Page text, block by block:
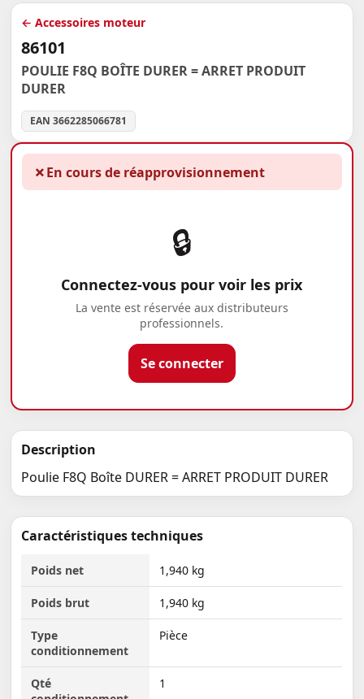
← Accessoires moteur
86101
POULIE F8Q BOÎTE DURER = ARRET PRODUIT
DURER
EAN 3662285066781
✗En cours de réapprovisionnement
🔒
Connectez-vous pour voir les prix
La vente est réservée aux distributeurs
professionnels.
Se connecter
Description
Poulie F8Q Boîte DURER = ARRET PRODUIT DURER
Caractéristiques techniques
Poids net 1,940 kg
Poids brut 1,940 kg
Type
conditionnement
Pièce
Qté
1